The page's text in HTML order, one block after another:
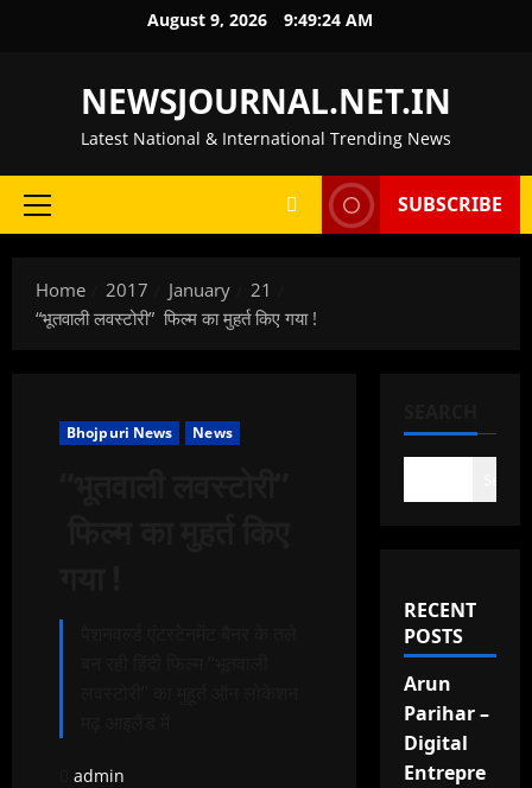
August 9, 2026 9:49:25 AM
NEWSJOURNAL.NET.IN
Latest National & International Trending News
Primary
SUBSCRIBE
Home 2017 January
21
“भूतवाली लवस्टोरी” फिल्म का मुहर्त किए गया !
Bhojpuri News News
admin
RECENT
POSTS
Arun
Parihar –
Digital
Entrepre